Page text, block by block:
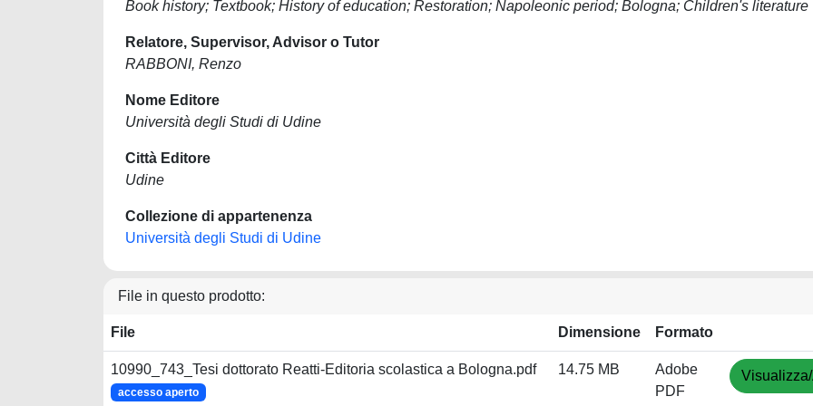
Book history; Textbook; History of education; Restoration; Napoleonic period; Bologna; Children's literature
Relatore, Supervisor, Advisor o Tutor
RABBONI, Renzo
Nome Editore
Università degli Studi di Udine
Città Editore
Udine
Collezione di appartenenza
Università degli Studi di Udine
File in questo prodotto:
File Dimensione Formato
10990_743_Tesi dottorato Reatti-Editoria scolastica a Bologna.pdf
accesso aperto
14.75 MB
Adobe
PDF